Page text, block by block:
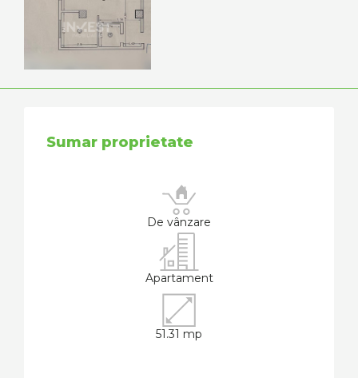
Sumar proprietate
De vânzare
Apartament
51.31 mp